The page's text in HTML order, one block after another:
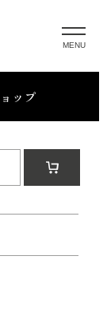
MENU
ップ